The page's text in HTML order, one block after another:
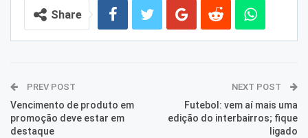
Share
PREV POST
Vencimento de produto em
promoção deve estar em
destaque
NEXT POST
Futebol: vem aí mais uma
edição do interbairros; fique
ligado